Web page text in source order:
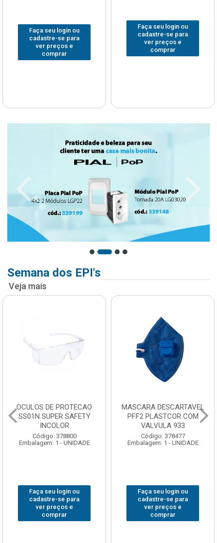
Faça seu login ou
cadastre-se para
ver preços e
comprar
Faça seu login ou
cadastre-se para
ver preços e
comprar
Semana dos EPI's
Veja mais
OCULOS DE PROTECAO
SS01N SUPER SAFETY
INCOLOR
Código: 378800
Embalagem: 1 - UNIDADE
Faça seu login ou
cadastre-se para
ver preços e
comprar
MASCARA DESCARTAVEL
PFF2 PLASTCOR COM
VALVULA 933
Código: 378477
Embalagem: 1 - UNIDADE
Faça seu login ou
cadastre-se para
ver preços e
comprar